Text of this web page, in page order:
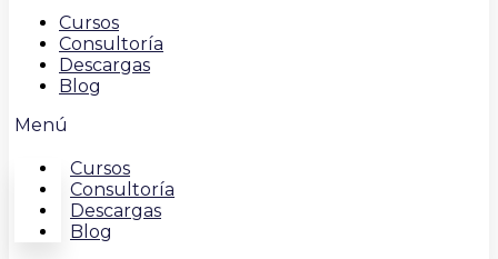
Cursos
Consultoría
Descargas
Blog
Menú
Cursos
Consultoría
Descargas
Blog